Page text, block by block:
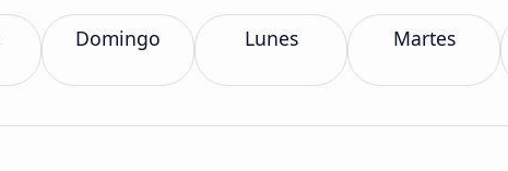
Domingo Lunes Martes